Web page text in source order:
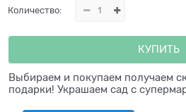
Количество:
КУПИТЬ
Выбираем и покупаем получаем
подарки! Украшаем сад с